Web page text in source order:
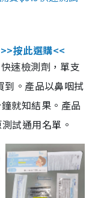
>>按此選購<<
速檢測劑，單支
。產品以鼻咽拭
就知結果。產品
試通用名單。